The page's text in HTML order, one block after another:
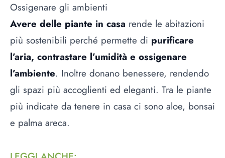
Ossigenare gli ambienti
Avere delle piante in casa rende le abitazioni
più sostenibili perché permette di purificare
l’aria, contrastare l’umidità e ossigenare
l’ambiente. Inoltre donano benessere, rendendo
gli spazi più accoglienti ed eleganti. Tra le piante
più indicate da tenere in casa ci sono aloe, bonsai
e palma areca.